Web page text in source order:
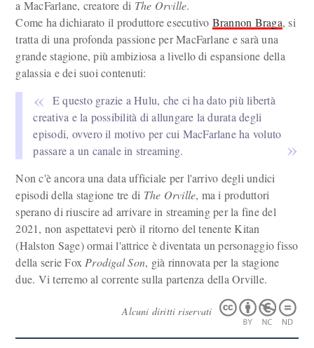
a MacFarlane, creatore di The Orville.
Come ha dichiarato il produttore esecutivo Brannon Braga, si
tratta di una profonda passione per MacFarlane e sarà una
grande stagione, più ambiziosa a livello di espansione della
galassia e dei suoi contenuti:
E questo grazie a Hulu, che ci ha dato più libertà
creativa e la possibilità di allungare la durata degli
episodi, ovvero il motivo per cui MacFarlane ha voluto
passare a un canale in streaming.
Non c'è ancora una data ufficiale per l'arrivo degli undici
episodi della stagione tre di The Orville, ma i produttori
sperano di riuscire ad arrivare in streaming per la fine del
2021, non aspettatevi però il ritorno del tenente Kitan
(Halston Sage) ormai l'attrice è diventata un personaggio fisso
della serie Fox Prodigal Son, già rinnovata per la stagione
due. Vi terremo al corrente sulla partenza della Orville.
Alcuni diritti riservati